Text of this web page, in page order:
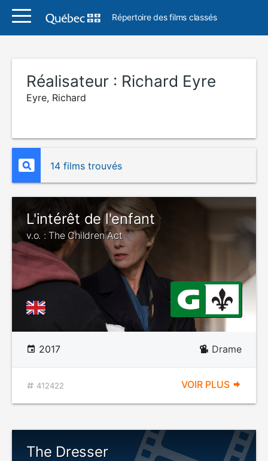
Répertoire des films classés
Réalisateur : Richard Eyre
Eyre, Richard
14 films trouvés
L'intérêt de l'enfant
v.o. : The Children Act
2017 Drame
412422 VOIR PLUS
The Dresser